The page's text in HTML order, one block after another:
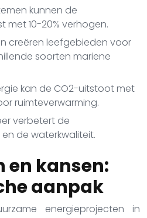
kunnen de
10-20% verhogen.
creëren leefgebieden voor
soorten mariene
kan de CO2-uitstoot met
ruimteverwarming.
verbetert de
de waterkwaliteit.
en kansen:
aanpak
energieprojecten in